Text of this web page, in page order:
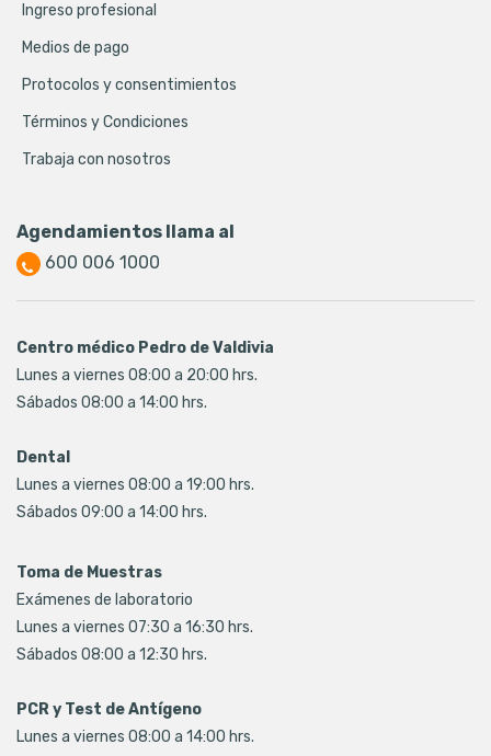
Ingreso profesional
Medios de pago
Protocolos y consentimientos
Términos y Condiciones
Trabaja con nosotros
Agendamientos llama al
600 006 1000
Centro médico Pedro de Valdivia
Lunes a viernes 08:00 a 20:00 hrs.
Sábados 08:00 a 14:00 hrs.
Dental
Lunes a viernes 08:00 a 19:00 hrs.
Sábados 09:00 a 14:00 hrs.
Toma de Muestras
Exámenes de laboratorio
Lunes a viernes 07:30 a 16:30 hrs.
Sábados 08:00 a 12:30 hrs.
PCR y Test de Antígeno
Lunes a viernes 08:00 a 14:00 hrs.